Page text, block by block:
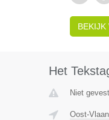
BEKIJK
Het
Niet
Oost-